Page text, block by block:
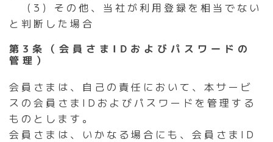
（3）その他、当社が利用登録を相当でない
と判断した場合
第3条（会員さまIDおよびパスワードの
管理）
会員さまは、自己の責任において、本サービ
スの会員さまIDおよびパスワードを管理する
ものとします。
会員さまは、いかなる場合にも、会員さまID